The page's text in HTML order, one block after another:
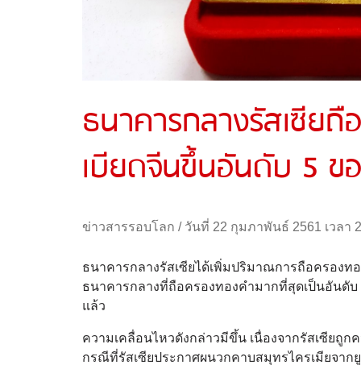
ธนาคารกลางรัสเซีย
เบียดจีนขึ้นอันดับ 5 ข
ข่าวสารรอบโลก / วันที่ 22 กุมภาพันธ์ 2561 เวลา
ธนาคารกลางรัสเซียได้เพิ่มปริมาณการถือครอง
ธนาคารกลางที่ถือครองทองคำมากที่สุดเป็นอันดั
แล้ว
ความเคลื่อนไหวดังกล่าวมีขึ้น เนื่องจากรัสเซียถู
กรณีที่รัสเซียประกาศผนวกคาบสมุทรไครเมียจาก